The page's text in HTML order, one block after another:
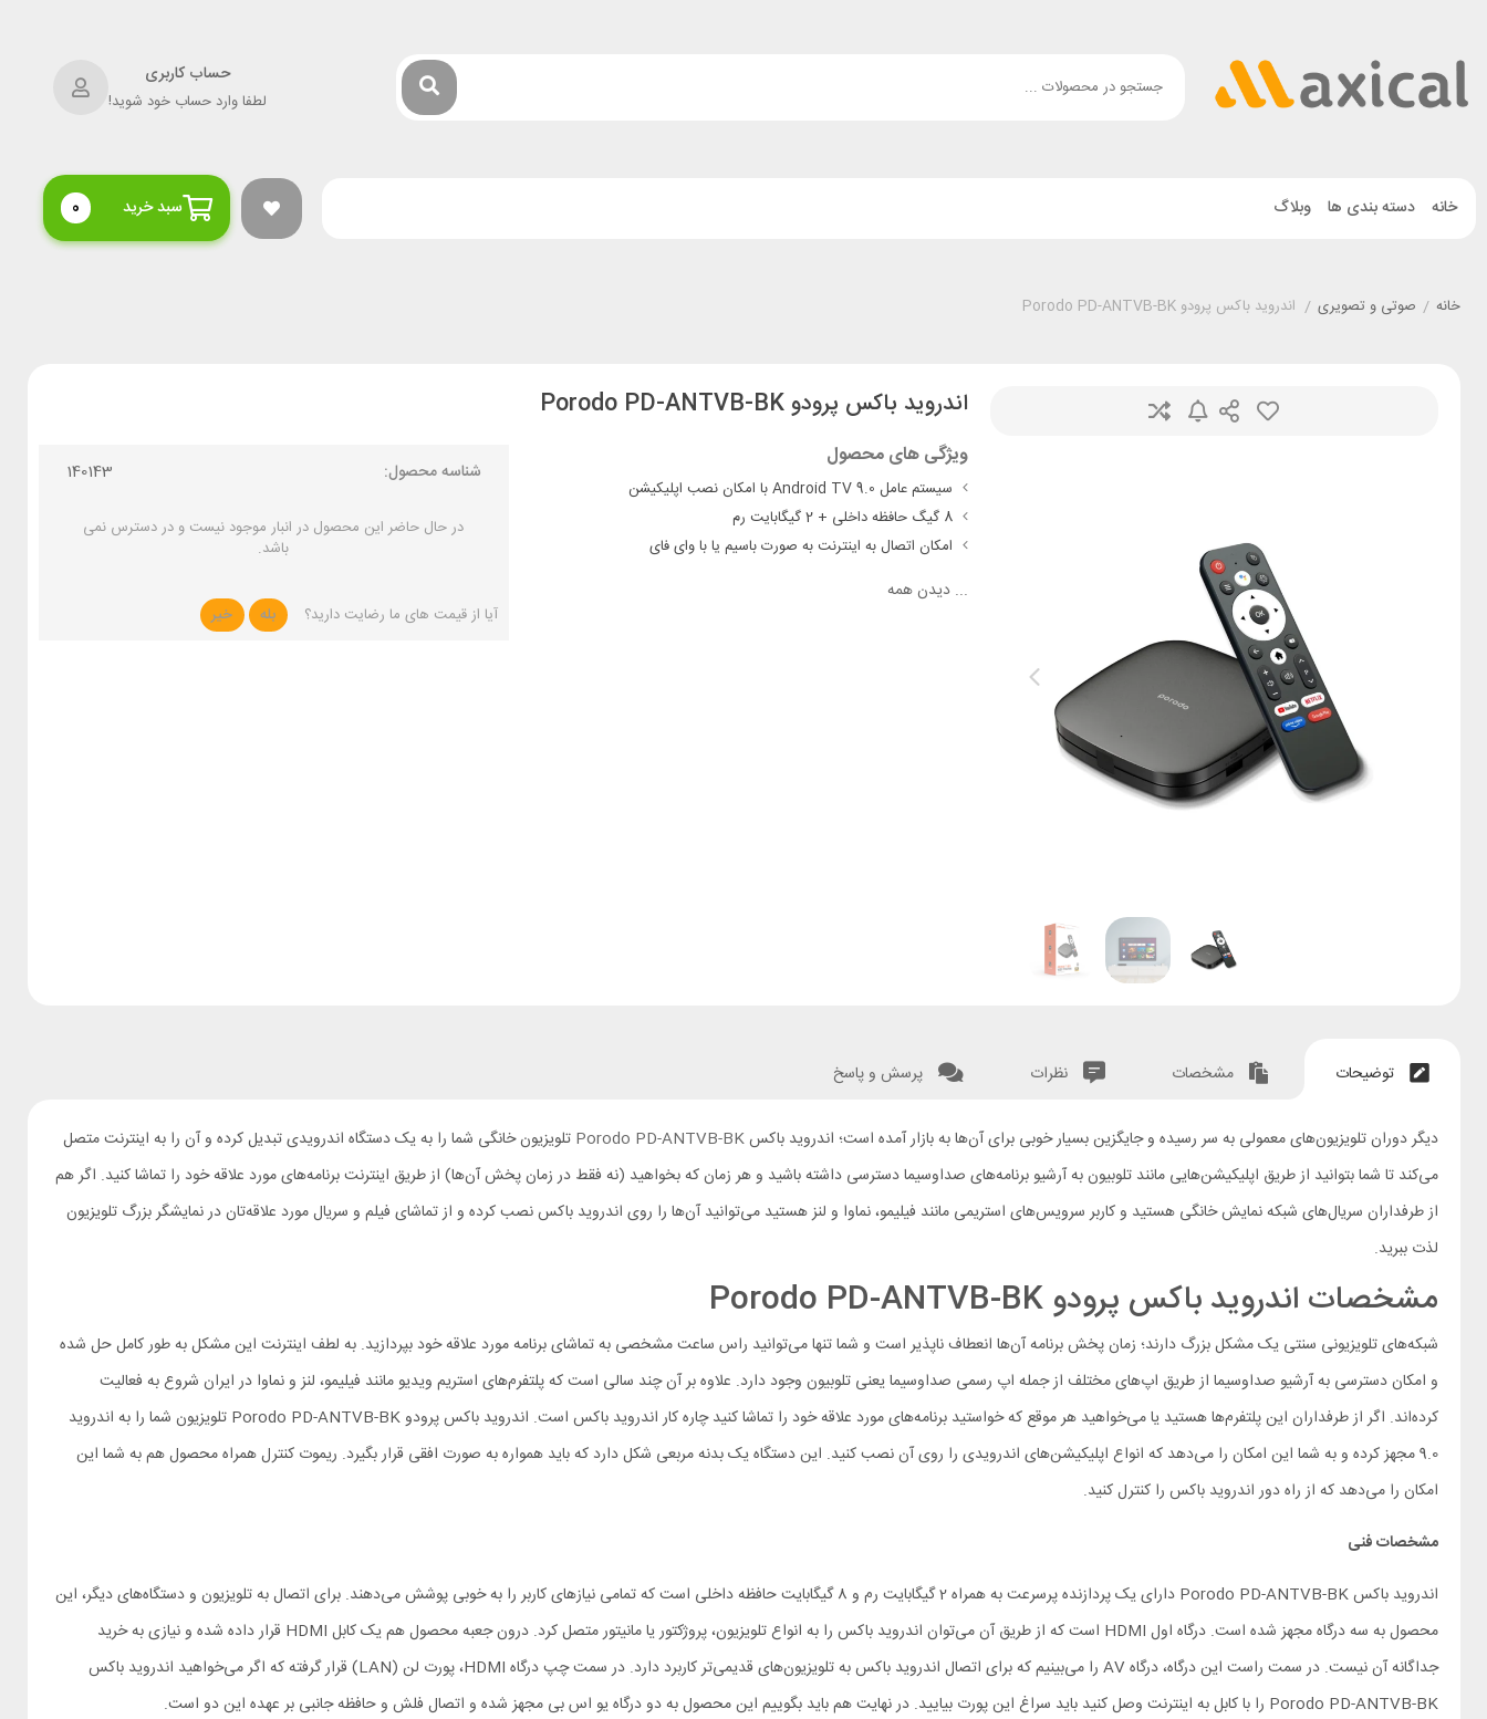
حساب کاربری
لطفا وارد حساب خود شوید!
خانه دسته بندی ها وبلاگ سبد خرید 0
خانه / صوتی و تصویری / اندروید باکس پرودو Porodo PD-ANTVB-BK
اندروید باکس پرودو Porodo PD-ANTVB-BK
ویژگی های محصول
سیستم عامل Android TV 9.0 با امکان نصب اپلیکیشن‌
8 گیگ حافظه داخلی + 2 گیگابایت رم
امکان اتصال به اینترنت به صورت باسیم یا با وای فای
...دیدن همه
شناسه محصول: 140143
در حال حاضر این محصول در انبار موجود نیست و در دسترس نمی
باشد.
آیا از قیمت های ما رضایت دارید؟ بله خیر
توضیحات مشخصات نظرات پرسش و پاسخ
دیگر دوران تلویزیون‌های معمولی به سر رسیده و جایگزین بسیار خوبی برای آن‌ها به بازار آمده است؛ اندروید باکسPorodo PD-ANTVB-BK تلویزیون خانگی شما را به یک دستگاه اندرویدی تبدیل کرده و آن را به اینترنت متصل
می‌کند تا شما بتوانید از طریق اپلیکیشن‌هایی مانند تلوبیون به آرشیو برنامه‌های صداوسیما دسترسی داشته باشید و هر زمان که بخواهید (نه فقط در زمان پخش آن‌ها) از طریق اینترنت برنامه‌های مورد علاقه خود را تماشا کنید. اگر هم
از طرفداران سریال‌های شبکه نمایش خانگی هستید و کاربر سرویس‌های استریمی مانند فیلیمو، نماوا و لنز هستید می‌توانید آن‌ها را روی اندروید باکس نصب کرده و از تماشای فیلم و سریال مورد علاقه‌تان در نمایشگر بزرگ تلویزیون
لذت ببرید.
مشخصات اندروید باکس پرودو Porodo PD-ANTVB-BK
شبکه‌های تلویزیونی سنتی یک مشکل بزرگ دارند؛ زمان پخش برنامه آن‌ها انعطاف ناپذیر است و شما تنها می‌توانید راس ساعت مشخصی به تماشای برنامه مورد علاقه خود بپردازید. به لطف اینترنت این مشکل به طور کامل حل شده
و امکان دسترسی به آرشیو صداوسیما از طریق اپ‌های مختلف از جمله اپ رسمی صداوسیما یعنی تلوبیون وجود دارد. علاوه بر آن چند سالی است که پلتفرم‌های استریم ویدیو مانند فیلیمو، لنز و نماوا در ایران شروع به فعالیت
کرده‌اند. اگر از طرفداران این پلتفرم‌ها هستید یا می‌خواهید هر موقع که خواستید برنامه‌های مورد علاقه خود را تماشا کنید چاره کار اندروید باکس است. اندروید باکس پرودو Porodo PD-ANTVB-BK تلویزیون شما را به اندروید
9.0 مجهز کرده و به شما این امکان را می‌دهد که انواع اپلیکیشن‌های اندرویدی را روی آن نصب کنید. این دستگاه یک بدنه مربعی شکل دارد که باید همواره به صورت افقی قرار بگیرد. ریموت کنترل همراه محصول هم به شما این
امکان را می‌دهد که از راه دور اندروید باکس را کنترل کنید.
مشخصات فنی
اندروید باکس Porodo PD-ANTVB-BK دارای یک پردازنده پرسرعت به همراه 2 گیگابایت رم و 8 گیگابایت حافظه داخلی است که تمامی نیازهای کاربر را به خوبی پوشش می‌دهند. برای اتصال به تلویزیون و دستگاه‌های دیگر، این
محصول به سه درگاه مجهز شده است. درگاه اول HDMI است که از طریق آن می‌توان اندروید باکس را به انواع تلویزیون، پروژکتور یا مانیتور متصل کرد. درون جعبه محصول هم یک کابل HDMI قرار داده شده و نیازی به خرید
جداگانه آن نیست. در سمت راست این درگاه، درگاه AV را می‌بینیم که برای اتصال اندروید باکس به تلویزیون‌های قدیمی‌تر کاربرد دارد. در سمت چپ درگاه HDMI، پورت لن (LAN) قرار گرفته که اگر می‌خواهید اندروید باکس
Porodo PD-ANTVB-BK را با کابل به اینترنت وصل کنید باید سراغ این پورت بیایید. در نهایت هم باید بگوییم این محصول به دو درگاه یو اس بی مجهز شده و اتصال فلش و حافظه جانبی بر عهده این دو است.